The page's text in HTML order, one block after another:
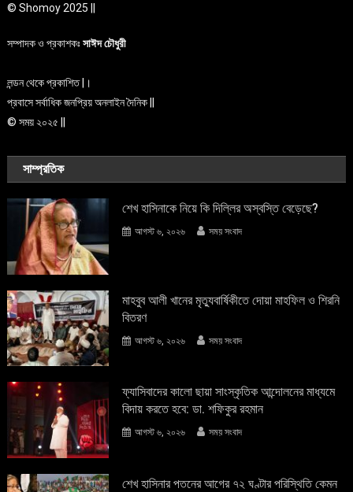
© Shomoy 2025 ||
সম্পাদক ও প্রকাশকঃসাঈদ চৌধুরী
লন্ডন থেকে প্রকাশিত |।
প্রবাসে সর্বাধিক জনপ্রিয় অনলাইন দৈনিক ||
© সময় ২০২৫ ||
সাম্প্রতিক
শেখ হাসিনাকে নিয়ে কি দিল্লির অস্বস্তি বেড়েছে?
আগস্ট ৬, ২০২৬ সময় সংবাদ
মাহবুব আলী খানের মৃত্যুবার্ষিকীতে দোয়া মাহফিল ও শিরনি
বিতরণ
আগস্ট ৬, ২০২৬ সময় সংবাদ
ফ্যাসিবাদের কালো ছায়া সাংস্কৃতিক আন্দােলনের মাধ্যমে
বিদায় করতে হবে: ডা. শফিকুর রহমান
আগস্ট ৬, ২০২৬ সময় সংবাদ
শেখ হাসিনার পতনের আগের ৭২ ঘণ্টার পরিস্থিতি কেমন